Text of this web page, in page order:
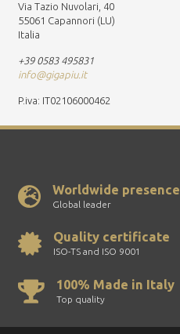
Via Tazio Nuvolari, 40
55061 Capannori (LU)
Italia
+39 0583 495831
info@gigapiu.it
P.iva: IT02106000462
Worldwide presence
Global leader
Quality certificate
ISO-TS and ISO 9001
100% Made in Italy
Top quality